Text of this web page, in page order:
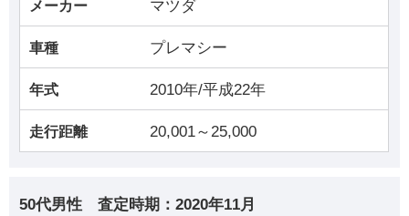
メーカー マツダ
車種 プレマシー
年式 2010年/平成22年
走行距離 20,001～25,000
50代男性 査定時期： 2020年11月